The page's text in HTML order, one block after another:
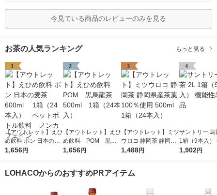
今見ている商品のレビューのみを見る
お茶の人気ランキング もっと見る
1
【アウトレット】えひ
め飲料 ポン 日本の麦
茶 600ml 1箱（2
ン
1,656円
2
【アウトレット】えひ
め飲料 POM 黒烏
龍茶 500ml 1箱（2
1,656円
3
【アウトレット】ミツ
ウロコ 静岡茶 静岡県
産茶葉100％使用 500
1,488円
4
サントリー
1箱（9本入）
表示食品
1,902円
LOHACOからのおすすめPRアイテム